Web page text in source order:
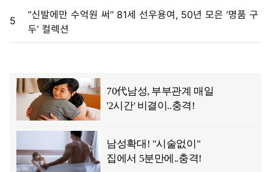
5
“신발에만 수억원 써” 81세 선우용여, 50년 모은 ‘명품 구
두’ 컬렉션